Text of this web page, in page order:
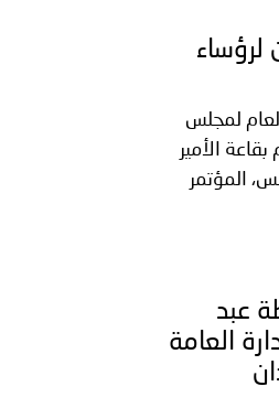
لرؤساء
لمجلس
الداخلية العرب اليوم الأربعاء 22 يوليو 2026م بقاعة الأمير
المؤتمر
عبد
العامة